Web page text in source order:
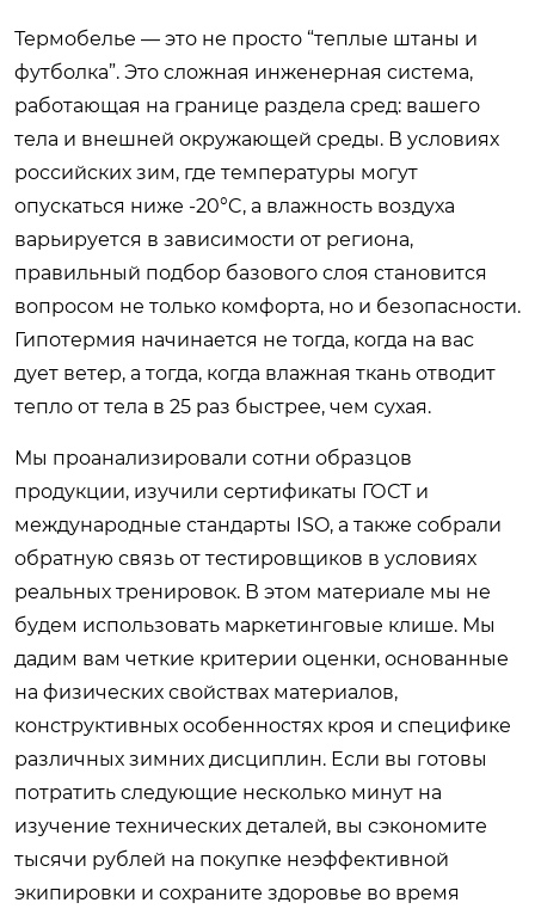
Термобелье — это не просто “теплые штаны и
футболка”. Это сложная инженерная система,
работающая на границе раздела сред: вашего
тела и внешней окружающей среды. В условиях
российских зим, где температуры могут
опускаться ниже -20°C, а влажность воздуха
варьируется в зависимости от региона,
правильный подбор базового слоя становится
вопросом не только комфорта, но и безопасности.
Гипотермия начинается не тогда, когда на вас
дует ветер, а тогда, когда влажная ткань отводит
тепло от тела в 25 раз быстрее, чем сухая.
Мы проанализировали сотни образцов
продукции, изучили сертификаты ГОСТ и
международные стандарты ISO, а также собрали
обратную связь от тестировщиков в условиях
реальных тренировок. В этом материале мы не
будем использовать маркетинговые клише. Мы
дадим вам четкие критерии оценки, основанные
на физических свойствах материалов,
конструктивных особенностях кроя и специфике
различных зимних дисциплин. Если вы готовы
потратить следующие несколько минут на
изучение технических деталей, вы сэкономите
тысячи рублей на покупке неэффективной
экипировки и сохраните здоровье во время